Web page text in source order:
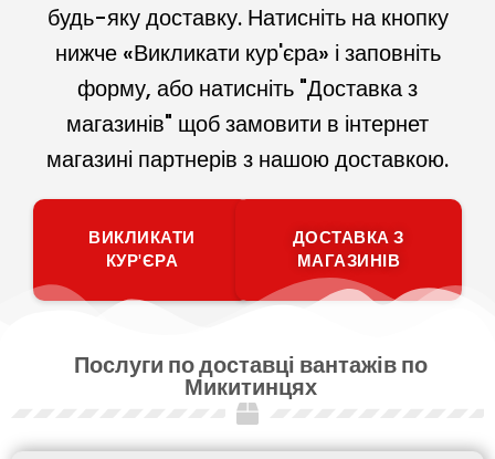
будь-яку доставку. Натисніть на кнопку
нижче «Викликати кур'єра» і заповніть
форму, або натисніть "Доставка з
магазинів" щоб замовити в інтернет
магазині партнерів з нашою доставкою.
ВИКЛИКАТИ
КУР'ЄРА
ДОСТАВКА З
МАГАЗИНІВ
Послуги по доставці вантажів по
Микитинцях